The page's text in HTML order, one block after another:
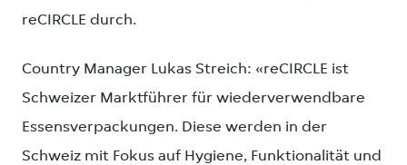
reCIRCLE durch.
Country Manager Lukas Streich: «reCIRCLE ist
Schweizer Marktführer für wiederverwendbare
Essensverpackungen. Diese werden in der
Schweiz mit Fokus auf Hygiene, Funktionalität und